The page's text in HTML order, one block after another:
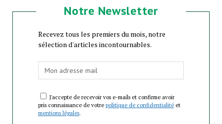
Notre Newsletter
Recevez tous les premiers du mois, notre
sélection d'articles incontournables.
J'accepte de recevoir vos e-mails et confirme avoir
pris connaissance de votre politique de confidentialitéet
mentions légales.